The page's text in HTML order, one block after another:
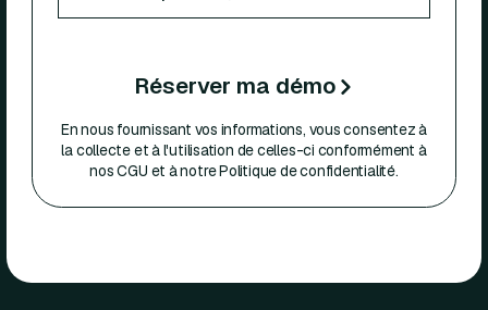
Réserver ma démo
En nous fournissant vos informations, vous consentez à
la collecte et à l'utilisation de celles-ci conformément à
nos CGU et à notre Politique de confidentialité.